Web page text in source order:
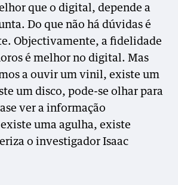
que o digital, depende a
Do que não há dúvidas é
Objectivamente, a fidelidade
é melhor no digital. Mas
a ouvir um vinil, existe um
um disco, pode-se olhar para
ver a informação
uma agulha, existe
o investigador Isaac